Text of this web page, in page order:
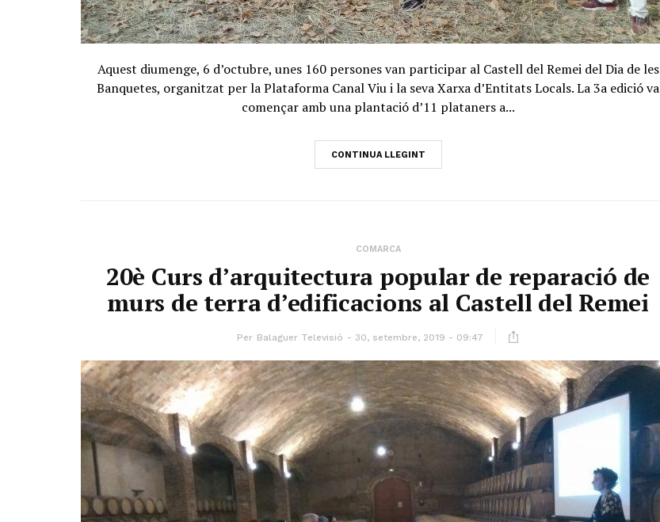
Aquest diumenge, 6 d’octubre, unes 160 persones van participar al Castell del Remei del Dia de les
Banquetes, organitzat per la Plataforma Canal Viu i la seva Xarxa d’Entitats Locals. La 3a edició va
començar amb una plantació d’11 plataners a...
CONTINUA LLEGINT
COMARCA
20è Curs d’arquitectura popular de reparació de
murs de terra d’edificacions al Castell del Remei
Per Balaguer Televisió 30, setembre, 2019 - 09:47